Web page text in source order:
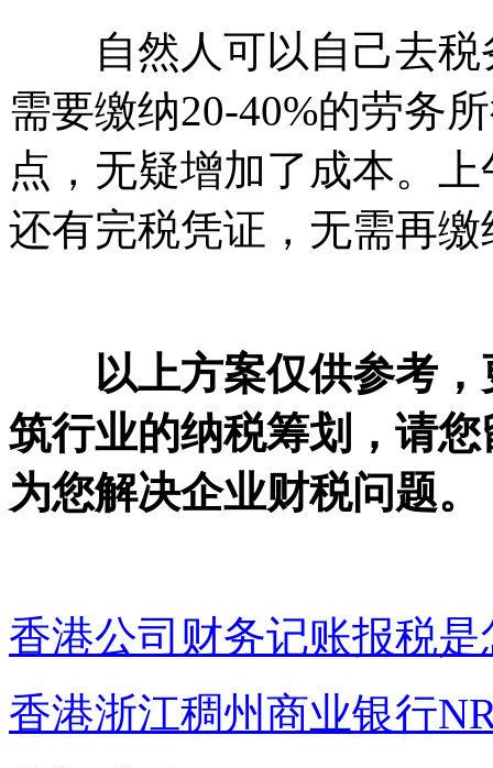
自然人可以自己去税
需要缴纳20-40%的劳务
点，无疑增加了成本。
还有完税凭证，无需再
以上方案仅供参考
筑行业的纳税筹划，请
为您解决企业财税问题。
香港公司财务记账报税是
香港浙江稠州商业银行